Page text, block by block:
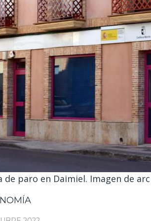
de paro en Daimiel. Imagen de